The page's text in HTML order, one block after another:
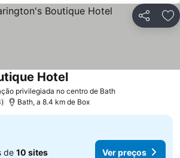
Partilhar
privilegiada no centro de Bath
Hotel
Bath, a 8.4 km de Box
de 10 sites Ver preços